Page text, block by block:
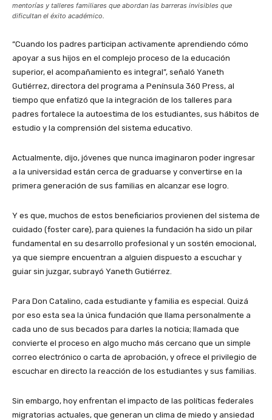
mentorías y talleres familiares que abordan las barreras invisibles que
dificultan el éxito académico.
“Cuando los padres participan activamente aprendiendo cómo
apoyar a sus hijos en el complejo proceso de la educación
superior, el acompañamiento es integral”, señaló Yaneth
Gutiérrez, directora del programa a Península 360 Press, al
tiempo que enfatizó que la integración de los talleres para
padres fortalece la autoestima de los estudiantes, sus hábitos de
estudio y la comprensión del sistema educativo.
Actualmente, dijo, jóvenes que nunca imaginaron poder ingresar
a la universidad están cerca de graduarse y convertirse en la
primera generación de sus familias en alcanzar ese logro.
Y es que, muchos de estos beneficiarios provienen del sistema de
cuidado (foster care), para quienes la fundación ha sido un pilar
fundamental en su desarrollo profesional y un sostén emocional,
ya que siempre encuentran a alguien dispuesto a escuchar y
guiar sin juzgar, subrayó Yaneth Gutiérrez.
Para Don Catalino, cada estudiante y familia es especial. Quizá
por eso esta sea la única fundación que llama personalmente a
cada uno de sus becados para darles la noticia; llamada que
convierte el proceso en algo mucho más cercano que un simple
correo electrónico o carta de aprobación, y ofrece el privilegio de
escuchar en directo la reacción de los estudiantes y sus familias.
Sin embargo, hoy enfrentan el impacto de las políticas federales
migratorias actuales, que generan un clima de miedo y ansiedad